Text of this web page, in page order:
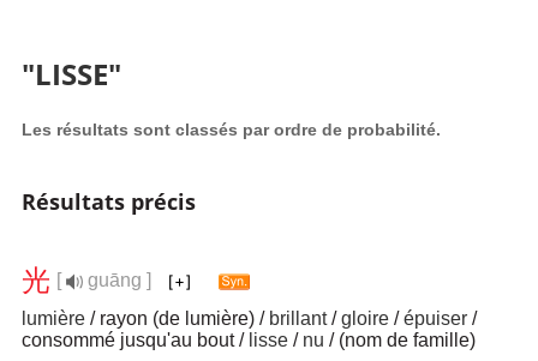
"LISSE"
Les résultats sont classés par ordre de probabilité.
Résultats précis
光 [
guāng ]
lumière / rayon (de lumière) / brillant/gloire /épuiser /
consommé jusqu'au bout / lisse / nu / (nom de famille)